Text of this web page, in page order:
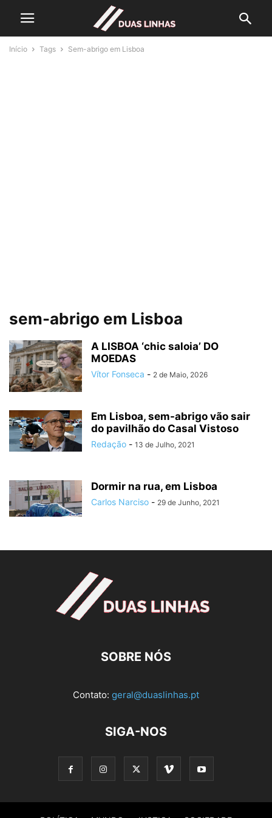
Início Tags Sem-abrigo em Lisboa
sem-abrigo em Lisboa
A LISBOA ‘chic saloia’ DO
MOEDAS
Vítor Fonseca - 2 de Maio, 2026
Em Lisboa, sem-abrigo vão sair
do pavilhão do Casal Vistoso
Redação - 13 de Julho, 2021
Dormir na rua, em Lisboa
Carlos Narciso - 29 de Junho, 2021
SOBRE NÓS
Contato: geral@duaslinhas.pt
SIGA-NOS